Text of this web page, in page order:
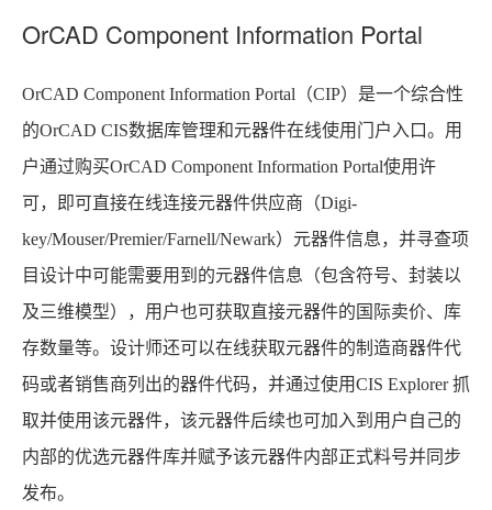
OrCAD Component Information Portal
OrCAD Component Information Portal （CIP）是一个综合性
的OrCAD CIS数据库管理和元器件在线使用门户入口。用
户通过购买OrCAD Component Information Portal使用许
可，即可直接在线连接元器件供应商（Digi-
key/Mouser/Premier/Farnell/Newark）元器件信息，并寻查项
目设计中可能需要用到的元器件信息（包含符号、封装以
及三维模型），用户也可获取直接元器件的国际卖价、库
存数量等。设计师还可以在线获取元器件的制造商器件代
码或者销售商列出的器件代码，并通过使用CIS Explorer 抓
取并使用该元器件，该元器件后续也可加入到用户自己的
内部的优选元器件库并赋予该元器件内部正式料号并同步
发布。